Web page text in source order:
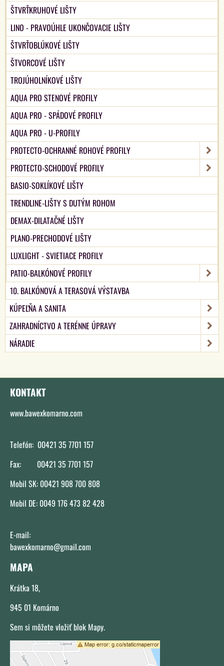
ŠTVRŤKRUHOVÉ LIŠTY
LINO - PRAVOÚHLE UKONČOVACIE LIŠTY
ŠTVRŤOBLÚKOVÉ LIŠTY
ŠTVORCOVÉ LIŠTY
TROJÚHOLNÍKOVÉ LIŠTY
AQUA PRO STENOVÉ PROFILY
AQUA PRO - SPÁDOVÉ PROFILY
AQUA PRO - U-PROFILY
PROTECTO-OCHRANNÉ ROHOVÉ PROFILY
PROTECTO-SCHODOVÉ PROFILY
BASIO-SOKLÍKOVÉ LIŠTY
TRENDLINE-LIŠTY S DUTÝM ROHOM
DEMAX-DILATAČNÉ LIŠTY
PLANO-PRECHODOVÉ LIŠTY
LUXLIGHT - SVIETIACE PROFILY
PATIO-BALKÓNOVÉ PROFILY
10. BALKÓNOVÁ A TERASOVÁ VÝSTAVBA
KÚPEĽŇA A SANITA
ZAHRADNÍCTVO A TERÉNNE ÚPRAVY
NÁRADIE
KONTAKT
www.bawexkomarno.com
Telefón: 00421 35 7701 157
Fax: 00421 35 7701 157
Mobil SK: 00421 908 700 808
Mobil DE: 0049 176 473 82 428
E-mail:
bawexkomarno@gmail.com
MAPA
Krátka 18,
945 01 Komárno
Sem si môžete vložiť blok Mapy.